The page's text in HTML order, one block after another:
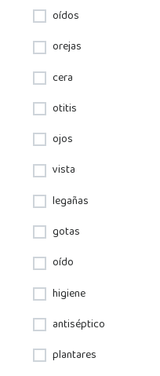
oídos
orejas
cera
otitis
ojos
vista
legañas
gotas
oído
higiene
antiséptico
plantares